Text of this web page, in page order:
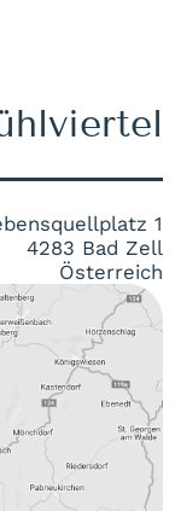
1
4283 Bad Zell
Österreich